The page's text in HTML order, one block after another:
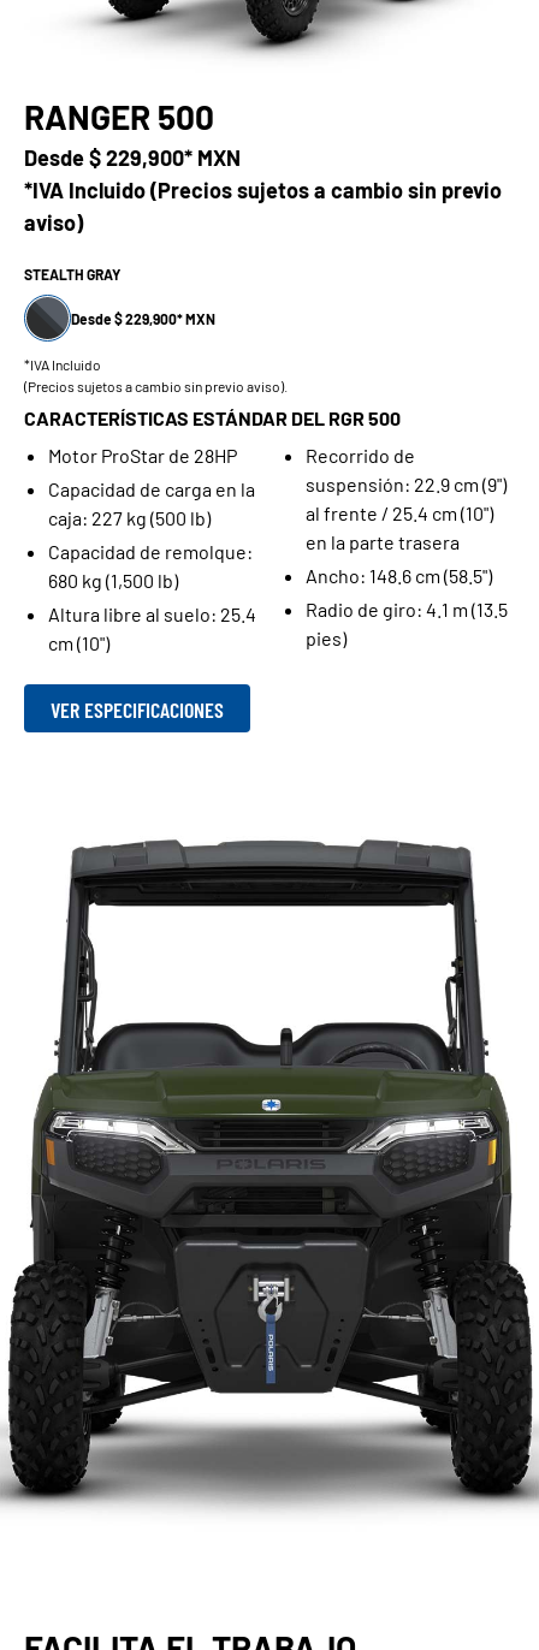
RANGER 500
Desde$ 229,900* MXN
*IVA Incluido (Precios sujetos a cambio sin previo
aviso)
STEALTH GRAY
Desde $ 229,900* MXN
*IVA Incluido
(Precios sujetos a cambio sin previo aviso).
CARACTERÍSTICAS ESTÁNDAR DEL RGR 500
Motor ProStar de 28HP
Capacidad de carga en la
caja: 227 kg (500 lb)
Capacidad de remolque:
680 kg (1,500 lb)
Altura libre al suelo: 25.4
cm (10")
Recorrido de
suspensión: 22.9 cm (9")
al frente / 25.4 cm (10")
en la parte trasera
Ancho: 148.6 cm (58.5")
Radio de giro: 4.1 m (13.5
pies)
VER ESPECIFICACIONES